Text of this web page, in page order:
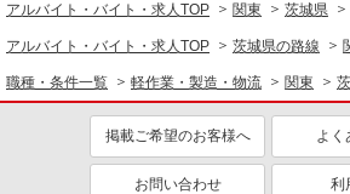
軽作業・製造・物流
梱包・仕分け・ピッキング
入出庫・
同じ特徴から求人を探す
大学生歓
ミドル（40代～）活躍中
アルバイト・バイト・求人TOP 関東 茨城県
アルバイト・バイト・求人TOP 茨城県の路線
職種・条件一覧 軽作業・製造・物流 関東
掲載ご希望のお客様へ よく
お問い合わせ 利